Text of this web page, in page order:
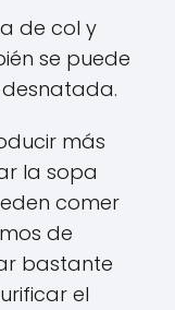
de col y
se puede
más
la sopa
comer
de
bastante
el